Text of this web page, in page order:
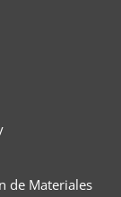
de Materiales